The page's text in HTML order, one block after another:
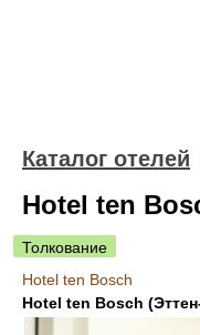
Каталог отелей
Hotel ten
Толкование
Hotel ten Bosch
Hotel ten Bosch